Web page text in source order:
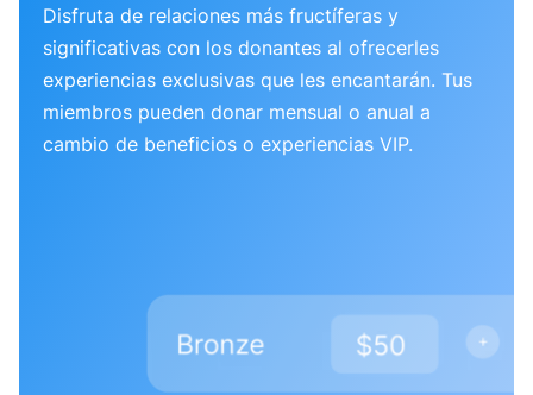
Disfruta de relaciones más fructíferas y
significativas con los donantes al ofrecerles
experiencias exclusivas que les encantarán. Tus
miembros pueden donar mensual o anual a
cambio de beneficios o experiencias VIP.